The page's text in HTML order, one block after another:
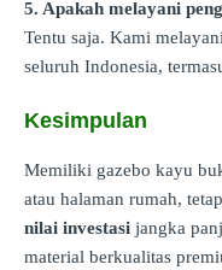
5. Apakah melayani
Tentu saja. Kami
seluruh Indonesia,
Kesimpulan
Memiliki gazebo kayu
atau halaman rumah,
nilai investasi jangka
material berkualitas